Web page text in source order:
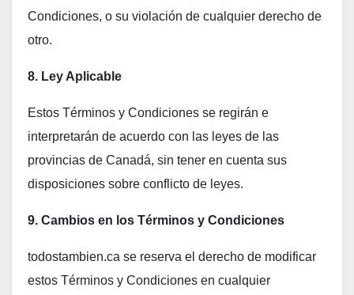
Condiciones, o su violación de cualquier derecho de
otro.
8. Ley Aplicable
Estos Términos y Condiciones se regirán e
interpretarán de acuerdo con las leyes de las
provincias de Canadá, sin tener en cuenta sus
disposiciones sobre conflicto de leyes.
9. Cambios en los Términos y Condiciones
todostambien.ca se reserva el derecho de modificar
estos Términos y Condiciones en cualquier